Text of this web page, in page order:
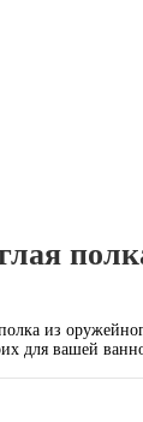
из
для вашей